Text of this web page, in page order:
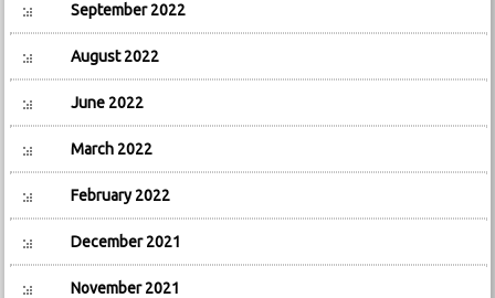
September 2022
August 2022
June 2022
March 2022
February 2022
December 2021
November 2021